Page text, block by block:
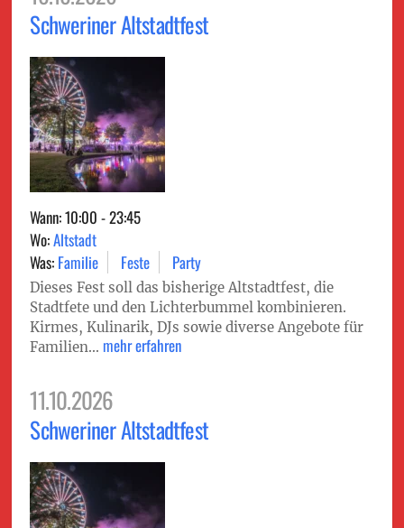
Schweriner Altstadtfest
Wann: 10:00 - 23:45
Wo:Altstadt
Was: Familie Feste Party
Dieses Fest soll das bisherige Altstadtfest, die
Stadtfete und den Lichterbummel kombinieren.
Kirmes, Kulinarik, DJs sowie diverse Angebote für
Familien... mehr erfahren
11.10.2026
Schweriner Altstadtfest